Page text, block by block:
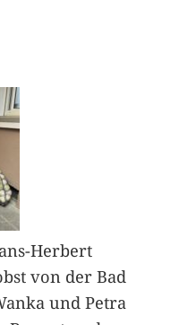
Herbert
von der Bad
und Petra